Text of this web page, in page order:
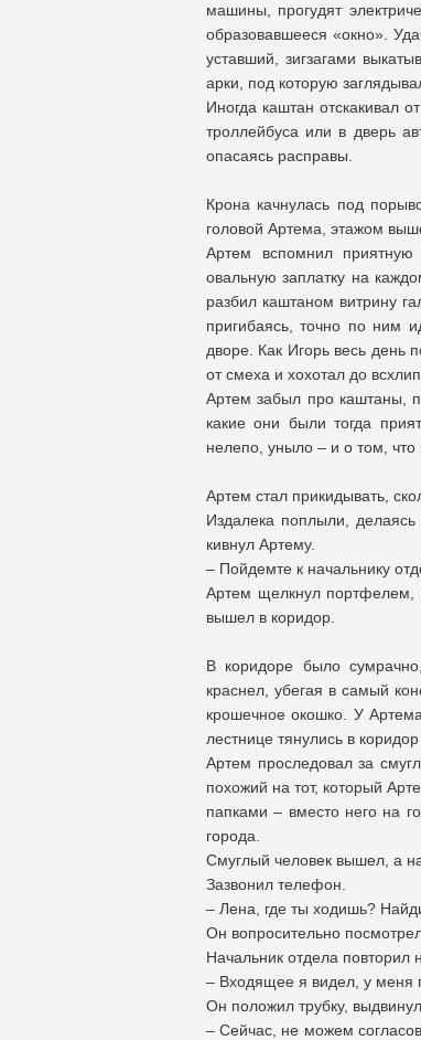
машины, прогудят
образовавшееся «окно».
уставший, зигзагами
арки, под которую
Иногда каштан отскакивал
троллейбуса или в дверь
опасаясь расправы.
Крона качнулась под
головой Артема, этажом
Артем вспомнил
овальную заплатку на
разбил каштаном витрину
пригибаясь, точно по ним
дворе. Как Игорь весь день
от смеха и хохотал до
Артем забыл про каштаны,
какие они были тогда
нелепо, уныло – и о том, что
Артем стал прикидывать,
Издалека поплыли,
кивнул Артему.
– Пойдемте к начальнику
Артем щелкнул портфелем,
вышел в коридор.
В коридоре было
краснел, убегая в самый
крошечное окошко. У
лестнице тянулись в
Артем проследовал за
похожий на тот, который
папками – вместо него на
города.
Смуглый человек вышел, а
Зазвонил телефон.
– Лена, где ты ходишь?
Он вопросительно
Начальник отдела повторил
– Входящее я видел, у меня
Он положил трубку,
– Сейчас, не можем